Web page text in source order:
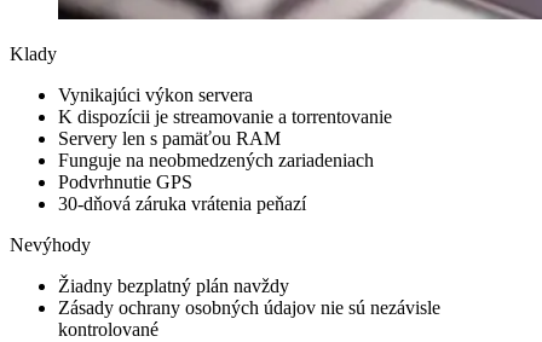
Klady
Vynikajúci výkon servera
K dispozícii je streamovanie a torrentovanie
Servery len s pamäťou RAM
Funguje na neobmedzených zariadeniach
Podvrhnutie GPS
30-dňová záruka vrátenia peňazí
Nevýhody
Žiadny bezplatný plán navždy
Zásady ochrany osobných údajov nie sú nezávisle
kontrolované